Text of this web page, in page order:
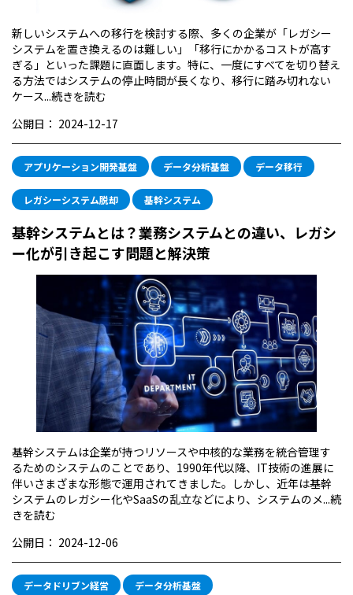
新しいシステムへの移行を検討する際、多くの企業が「レガシー
システムを置き換えるのは難しい」「移行にかかるコストが高す
ぎる」といった課題に直面します。特に、一度にすべてを切り替え
る方法ではシステムの停止時間が長くなり、移行に踏み切れない
ケース...続きを読む
公開日： 2024-12-17
アプリケーション開発基盤 データ分析基盤 データ移行
レガシーシステム脱却 基幹システム
基幹システムとは？業務システムとの違い、レガシ
ー化が引き起こす問題と解決策
基幹システムは企業が持つリソースや中核的な業務を統合管理す
るためのシステムのことであり、1990年代以降、IT技術の進展に
伴いさまざまな形態で運用されてきました。しかし、近年は基幹
システムのレガシー化やSaaSの乱立などにより、システムのメ...続
きを読む
公開日： 2024-12-06
データドリブン経営 データ分析基盤